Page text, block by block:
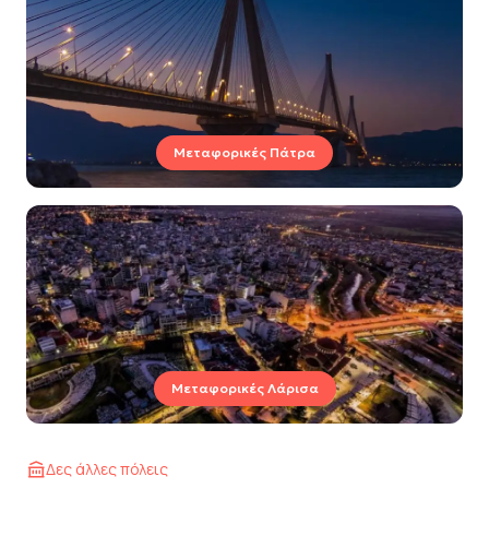
Μεταφορικές Πάτρα
Μεταφορικές Λάρισα
Δες άλλες πόλεις